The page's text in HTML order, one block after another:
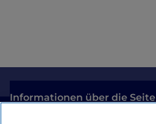
Informationen über die Seite